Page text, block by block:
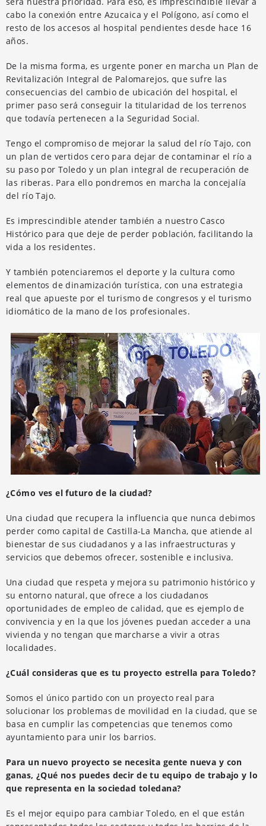
cabo la conexión entre Azucaica y el Polígono, así como el
resto de los accesos al hospital pendientes desde hace 16
años.
De la misma forma, es urgente poner en marcha un Plan de
Revitalización Integral de Palomarejos, que sufre las
consecuencias del cambio de ubicación del hospital, el
primer paso será conseguir la titularidad de los terrenos
que todavía pertenecen a la Seguridad Social.
Tengo el compromiso de mejorar la salud del río Tajo, con
un plan de vertidos cero para dejar de contaminar el río a
su paso por Toledo y un plan integral de recuperación de
las riberas. Para ello pondremos en marcha la concejalía
del río Tajo.
Es imprescindible atender también a nuestro Casco
Histórico para que deje de perder población, facilitando la
vida a los residentes.
Y también potenciaremos el deporte y la cultura como
elementos de dinamización turística, con una estrategia
real que apueste por el turismo de congresos y el turismo
idiomático de la mano de los profesionales.
¿Cómo ves el futuro de la ciudad?
Una ciudad que recupera la influencia que nunca debimos
perder como capital de Castilla-La Mancha, que atiende al
bienestar de sus ciudadanos y a las infraestructuras y
servicios que debemos ofrecer, sostenible e inclusiva.
Una ciudad que respeta y mejora su patrimonio histórico y
su entorno natural, que ofrece a los ciudadanos
oportunidades de empleo de calidad, que es ejemplo de
convivencia y en la que los jóvenes puedan acceder a una
vivienda y no tengan que marcharse a vivir a otras
localidades.
¿Cuál consideras que es tu proyecto estrella para Toledo?
Somos el único partido con un proyecto real para
solucionar los problemas de movilidad en la ciudad, que se
basa en cumplir las competencias que tenemos como
ayuntamiento para unir los barrios.
Para un nuevo proyecto se necesita gente nueva y con
ganas, ¿Qué nos puedes decir de tu equipo de trabajo y lo
que representa en la sociedad toledana?
Es el mejor equipo para cambiar Toledo, en el que están